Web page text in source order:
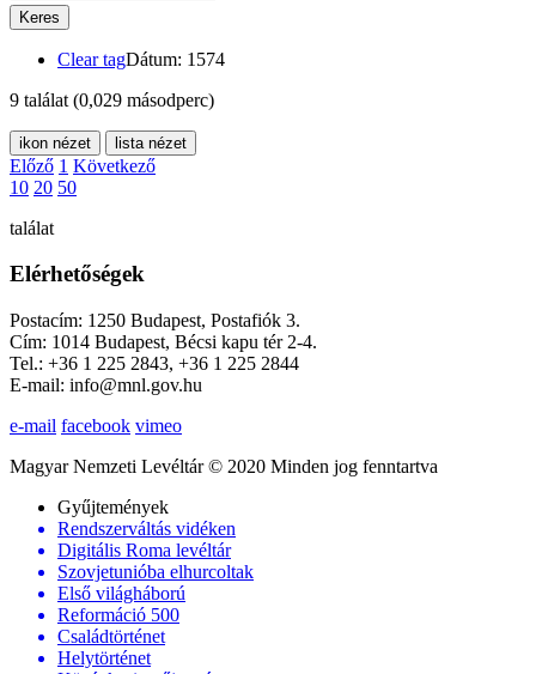
Keres
Clear tagDátum: 1574
9 találat (0,029 másodperc)
ikon nézet lista nézet
Előző 1 Következő
10 20 50
találat
Elérhetőségek
Postacím: 1250 Budapest, Postafiók 3.
Cím: 1014 Budapest, Bécsi kapu tér 2-4.
Tel.: +36 1 225 2843, +36 1 225 2844
E-mail: info@mnl.gov.hu
e-mail facebook vimeo
Magyar Nemzeti Levéltár © 2020 Minden jog fenntartva
Gyűjtemények
Rendszerváltás vidéken
Digitális Roma levéltár
Szovjetunióba elhurcoltak
Első világháború
Reformáció 500
Családtörténet
Helytörténet